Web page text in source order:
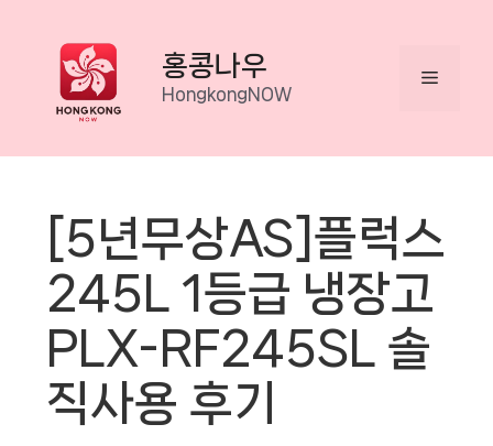
content
홍콩나우
HongkongNOW
Menu
[5년무상AS]플럭스
245L 1등급 냉장고
PLX-RF245SL 솔
직사용 후기